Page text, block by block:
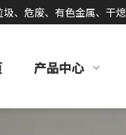
、危废、有色金属、干
产品中心